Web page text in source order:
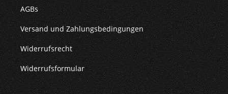
AGBs
Versand und Zahlungsbedingungen
Widerrufsrecht
Widerrufsformular